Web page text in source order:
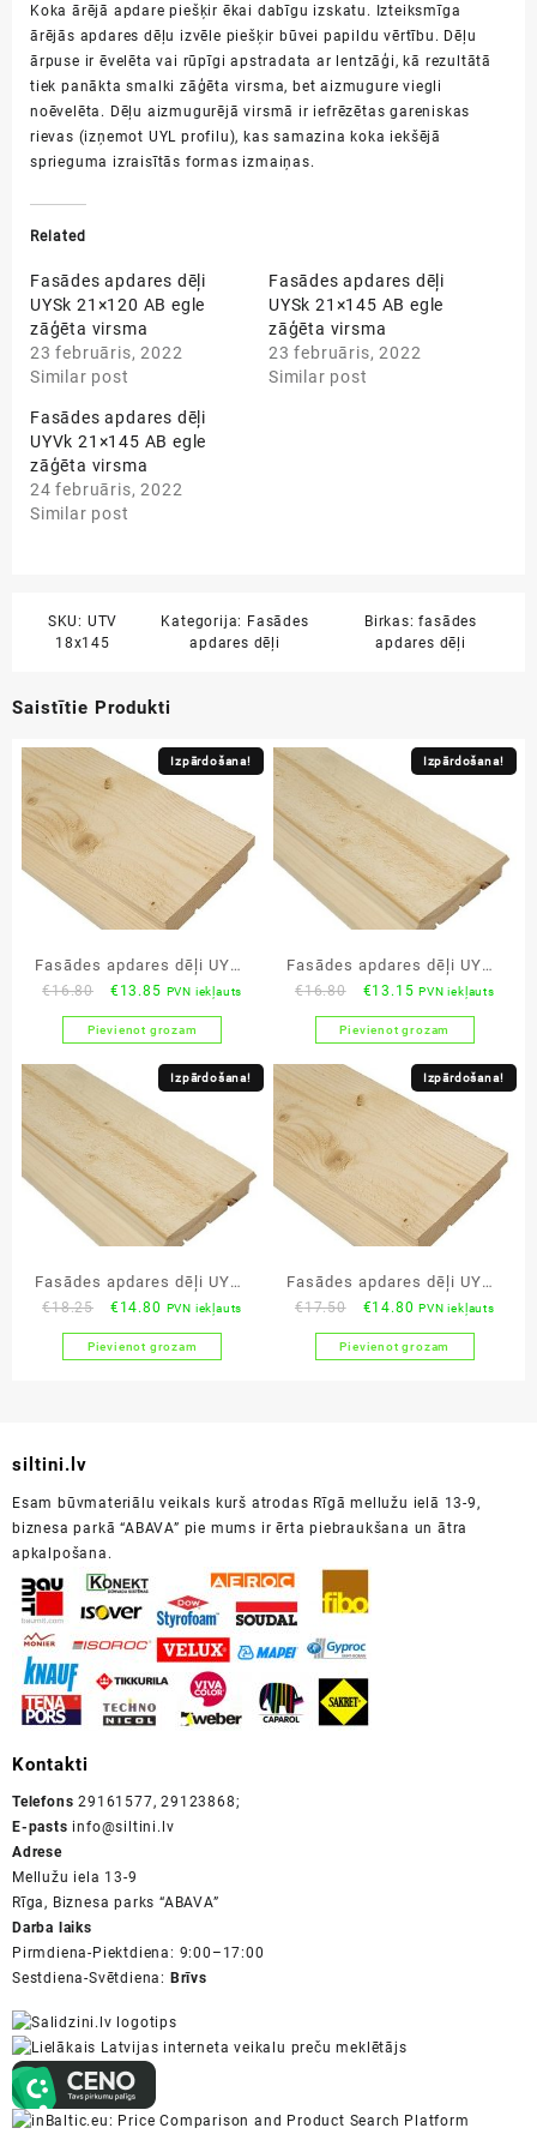
Koka ārējā apdare piešķir ēkai dabīgu izskatu. Izteiksmīga
ārējās apdares dēļu izvēle piešķir būvei papildu vērtību. Dēļu
ārpuse ir ēvelēta vai rūpīgi apstradata ar lentzāģi, kā rezultātā
tiek panākta smalki zāģēta virsma, bet aizmugure viegli
noēvelēta. Dēļu aizmugurējā virsmā ir iefrēzētas gareniskas
rievas (izņemot UYL profilu), kas samazina koka iekšējā
sprieguma izraisītās formas izmaiņas.
Related
Fasādes apdares dēļi
UYSk 21×120 AB egle
zāģēta virsma
23 februāris, 2022
Similar post
Fasādes apdares dēļi
UYSk 21×145 AB egle
zāģēta virsma
23 februāris, 2022
Similar post
Fasādes apdares dēļi
UYVk 21×145 AB egle
zāģēta virsma
24 februāris, 2022
Similar post
SKU: UTV
18x145
Kategorija: Fasādes
apdares dēļi
Birkas:fasādes
apdares dēļi
Saistītie Produkti
Izpārdošana!
Fasādes apdares dēļi UYSk
21×145 AB egle zāģēta
virsma
€16.80
Original
price
was:
€16.80.
€13.85Current
price
is:
€13.85.
PVN iekļauts
Pievienot grozam
Izpārdošana!
Fasādes apdares dēļi UYVk
21×145 AB egle zāģēta
virsma
€16.80
Original
price
was:
€16.80.
€13.15Current
price
is:
€13.15.
PVN iekļauts
Pievienot grozam
Izpārdošana!
Fasādes apdares dēļi UYVk
21×120 AB egle zāģēta
virsma
€18.25
Original
price
was:
€14.80 Current
price
is:
PVN iekļauts
Pievienot grozam
Izpārdošana!
Fasādes apdares dēļi UYSk
21×120 AB egle zāģēta
virsma
€17.50
Original
price
was:
€14.80 Current
price
is:
PVN iekļauts
Pievienot grozam
siltini.lv
Esam būvmateriālu veikals kurš atrodas Rīgā mellužu ielā 13-9,
biznesa parkā “ABAVA” pie mums ir ērta piebraukšana un ātra
apkalpošana.
Kontakti
Telefons 29161577, 29123868;
E-pasts info@siltini.lv
Adrese
Mellužu iela 13-9
Rīga, Biznesa parks “ABAVA”
Darba laiks
Pirmdiena-Piektdiena: 9:00–17:00
Sestdiena-Svētdiena: Brīvs